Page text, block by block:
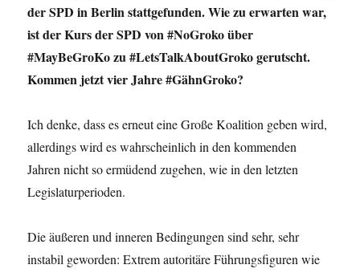
der SPD in Berlin stattgefunden. Wie zu erwarten war,
ist der Kurs der SPD von #NoGroko über
#MayBeGroKo zu #LetsTalkAboutGroko gerutscht.
Kommen jetzt vier Jahre #GähnGroko?
Ich denke, dass es erneut eine Große Koalition geben wird,
allerdings wird es wahrscheinlich in den kommenden
Jahren nicht so ermüdend zugehen, wie in den letzten
Legislaturperioden.
Die äußeren und inneren Bedingungen sind sehr, sehr
instabil geworden: Extrem autoritäre Führungsfiguren wie